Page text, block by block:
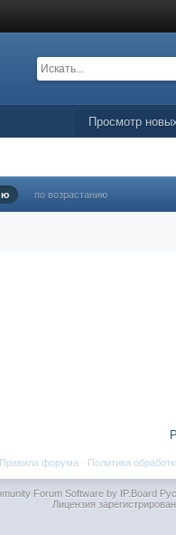
Просмотр
по возрастанию
Политика
Правила форума ·
Forum Software by IP.Board
Лицензия